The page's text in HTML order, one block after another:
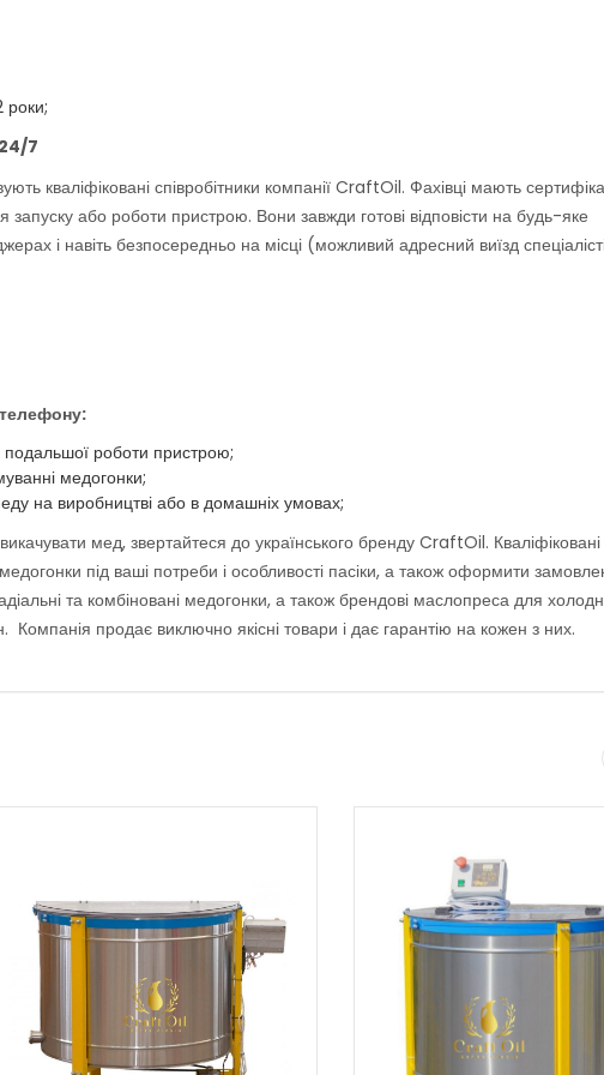
роки;
7
кваліфіковані співробітники компанії CraftOil. Фахівці мають
або роботи пристрою. Вони завжди готові відповісти на будь-яке
і навіть безпосередньо на місці (можливий адресний виїзд
роботи пристрою;
медогонки;
на виробництві або в домашніх умовах;
мед, звертайтеся до українського бренду CraftOil. Кваліфіковані
під ваші потреби і особливості пасіки, а також оформити
та комбіновані медогонки, а також брендові маслопреса для
продає виключно якісні товари і дає гарантію на кожен з них.